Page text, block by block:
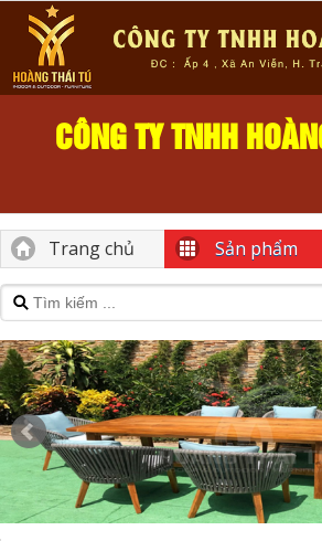
CÔNG TY TNHH
Trang chủ Sản phẩm